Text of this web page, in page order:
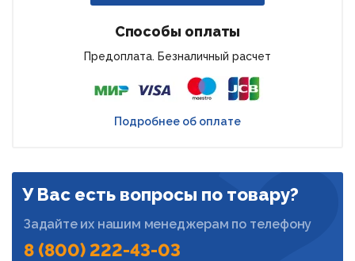
Способы оплаты
Предоплата. Безналичный расчет
Подробнее об оплате
У Вас есть вопросы по товару?
Задайте их нашим менеджерам по телефону
8 (800) 222-43-03